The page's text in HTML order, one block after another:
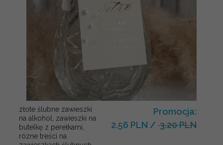
złote ślubne zawieszki
na alkohol, zawieszki na
butelkę z perełkami,
rózne treści na
Promocja:
2.56 PLN / 3.20 PLN